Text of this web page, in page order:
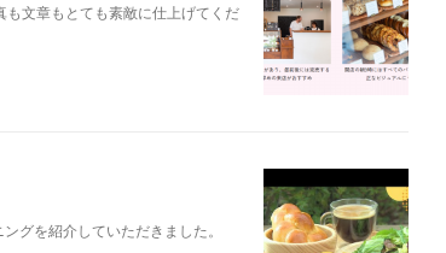
文章もとても素敵に仕上げてくだ
グを紹介していただきました。